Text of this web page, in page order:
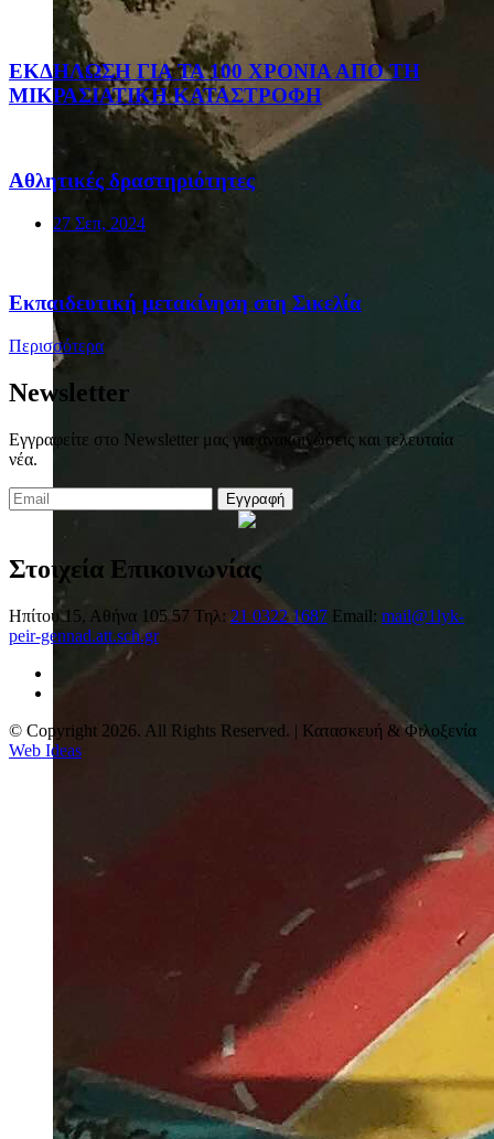
ΕΚΔΗΛΩΣΗ ΓΙΑ ΤΑ 100 ΧΡΟΝΙΑ ΑΠΟ ΤΗ
ΜΙΚΡΑΣΙΑΤΙΚΗ ΚΑΤΑΣΤΡΟΦΗ
Αθλητικές δραστηριότητες
27 Σεπ, 2024
Eκπαιδευτική μετακίνηση στη Σικελία
Περισσότερα
Newsletter
Εγγραφείτε στο Newsletter μας για ανακοινώσεις και τελευταία
νέα.
Εγγραφή
Στοιχεία Επικοινωνίας
Ηπίτου 15, Αθήνα 105 57 Τηλ: 21 0322 1687 Email: mail@1lyk-
peir-gennad.att.sch.gr
© Copyright 2026. All Rights Reserved. | Κατασκευή & Φιλοξενία
Web Ideas